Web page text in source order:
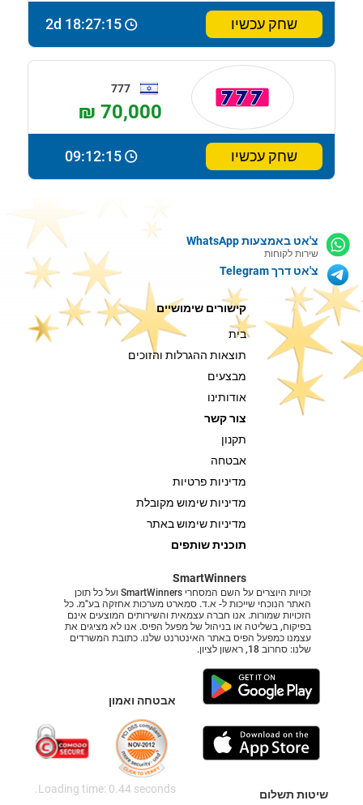
שחק עכשיו 2d 18:27:14
777
₪ 70,000
שחק עכשיו 09:12:14
צ'אט באמצעות WhatsApp
שירות לקוחות
צ'אט דרך Telegram
קישורים שימושיים
בית
תוצאות ההגרלות והזוכים
מבצעים
אודותינו
צור קשר
תקנון
אבטחה
מדיניות פרטיות
מדיניות שימוש מקובלת
מדיניות שימוש באתר
תוכנית שותפים
SmartWinners
זכויות היוצרים על השם המסחרי SmartWinners ועל כל תוכן
האתר הנוכחי שייכות ל- א.ד. סמארט מערכות אחזקה בע"מ. כל
הזכויות שמורות. אנו חברה עצמאית והשירותים המוצעים אינם
בפיקוח, בשליטה או בניהול של מפעל הפיס. אנו לא מציגים את
עצמנו כמפעל הפיס באתר האינטרנט שלנו. כתובת המשרדים
שלנו: סחרוב 18, ראשון לציון.
שיטות תשלום
אבטחה ואמון
Loading time: 0.44 seconds.